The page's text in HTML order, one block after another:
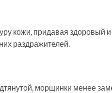
кожи, придавая здоровый
раздражителей.
морщинки менее